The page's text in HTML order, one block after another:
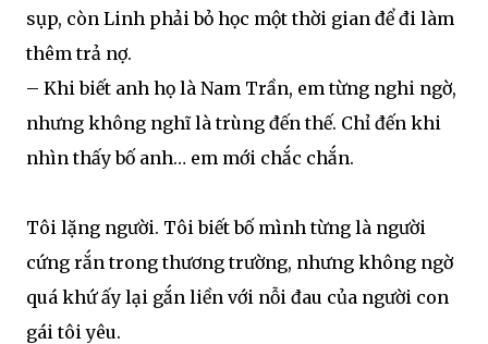
sụp, còn Linh phải bỏ học một thời gian để đi làm
thêm trả nợ.
– Khi biết anh họ là Nam Trần, em từng nghi ngờ,
nhưng không nghĩ là trùng đến thế. Chỉ đến khi
nhìn thấy bố anh… em mới chắc chắn.
Tôi lặng người. Tôi biết bố mình từng là người
cứng rắn trong thương trường, nhưng không ngờ
quá khứ ấy lại gắn liền với nỗi đau của người con
gái tôi yêu.